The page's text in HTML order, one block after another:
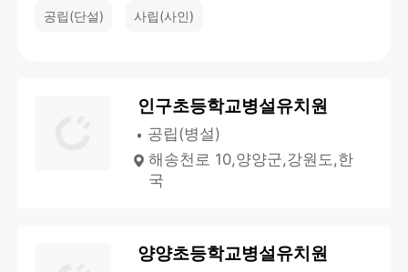
공립(단설) 사립(사인)
인구초등학교병설유치원
공립(병설)
해송천로 10,양양군,강원도,한
국
양양초등학교병설유치원